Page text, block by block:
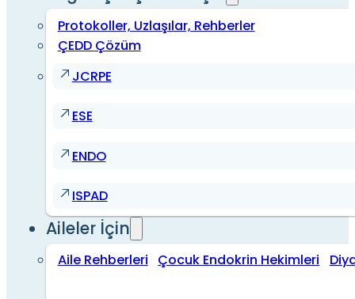
Protokoller, Uzlaşılar, Rehberler
ÇEDD Çözüm
JCRPE
ESE
ENDO
ISPAD
Aileler İçin
Aile Rehberleri Çocuk Endokrin Hekimleri